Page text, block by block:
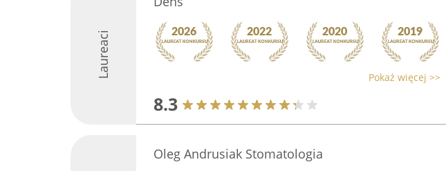
Laureaci Pokaż więcej >>
8.3
Oleg Andrusiak Stomatologia